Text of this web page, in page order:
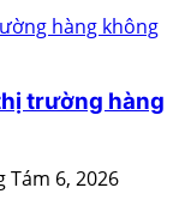
trường hàng
Tám 6, 2026